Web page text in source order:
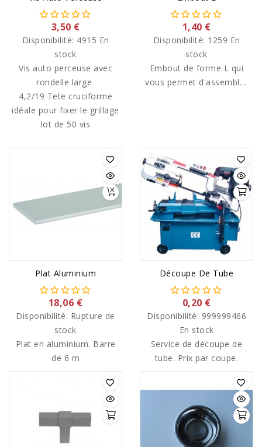
3,50 €
Disponibilité: 4915 En
stock
Vis auto perceuse avec
rondelle large
4,2/19 Tete cruciforme
idéale pour fixer le grillage
lot de 50 vis
1,40 €
Disponibilité: 1259 En
stock
Embout de forme L qui
vous permet d'assembler
Plat Aluminium
18,06 €
Disponibilité: Rupture de
stock
Plat en aluminium. Barre
de 6 m
Découpe De Tube
0,20 €
Disponibilité: 999999466
En stock
Service de découpe de
tube. Prix par coupe.